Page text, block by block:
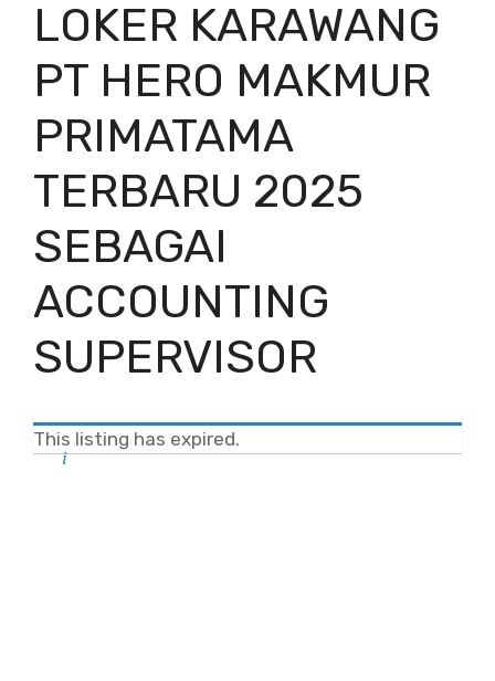
LOKER KARAWANG
PT HERO MAKMUR
PRIMATAMA
TERBARU 2025
SEBAGAI
ACCOUNTING
SUPERVISOR
This listing has expired.